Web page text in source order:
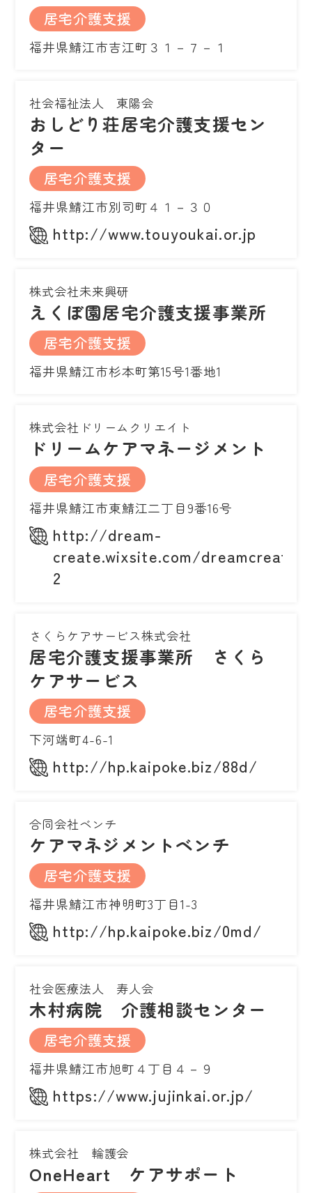
居宅介護支援
福井県鯖江市吉江町３１－７－１
社会福祉法人 東陽会
おしどり荘居宅介護支援セン
ター
居宅介護支援
福井県鯖江市別司町４１－３０
http://www.touyoukai.or.jp
株式会社未来興研
えくぼ園居宅介護支援事業所
居宅介護支援
福井県鯖江市杉本町第15号1番地1
株式会社ドリームクリエイト
ドリームケアマネージメント
居宅介護支援
福井県鯖江市東鯖江二丁目9番16号
http://dream-
create.wixsite.com/dreamcreate/
2
さくらケアサービス株式会社
居宅介護支援事業所 さくら
ケアサービス
居宅介護支援
下河端町4-6-1
http://hp.kaipoke.biz/88d/
合同会社ベンチ
ケアマネジメントベンチ
居宅介護支援
福井県鯖江市神明町3丁目1-3
http://hp.kaipoke.biz/0md/
社会医療法人 寿人会
木村病院 介護相談センター
居宅介護支援
福井県鯖江市旭町４丁目４－９
https://www.jujinkai.or.jp/
株式会社 輪護会
OneHeart ケアサポート